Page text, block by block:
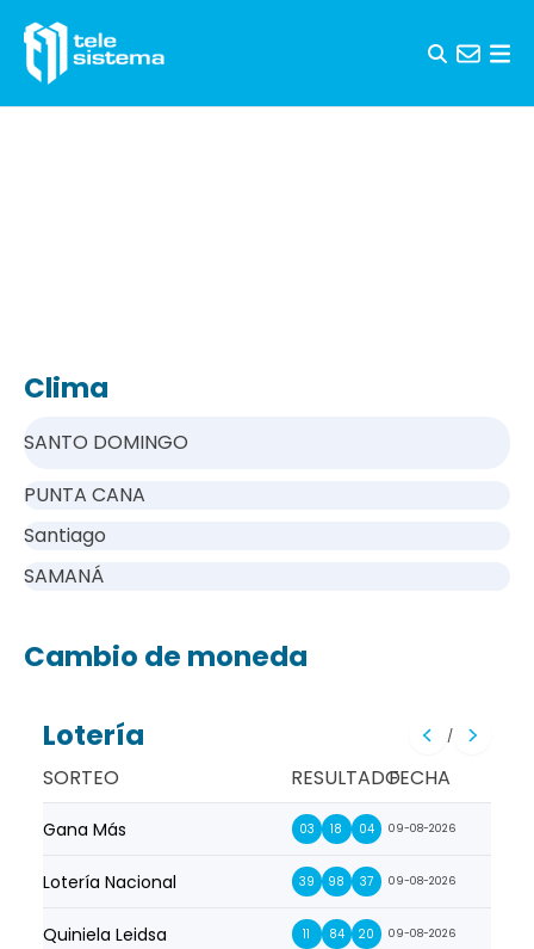
Clima
SANTO DOMINGO
PUNTA CANA
Santiago
SAMANÁ
Cambio de moneda
Lotería /
SORTEO RESULTADOFECHA
Gana Más 03 18 04 09-08-2026
Lotería Nacional 39 98 37 09-08-2026
Quiniela Leidsa 11 84 20 09-08-2026